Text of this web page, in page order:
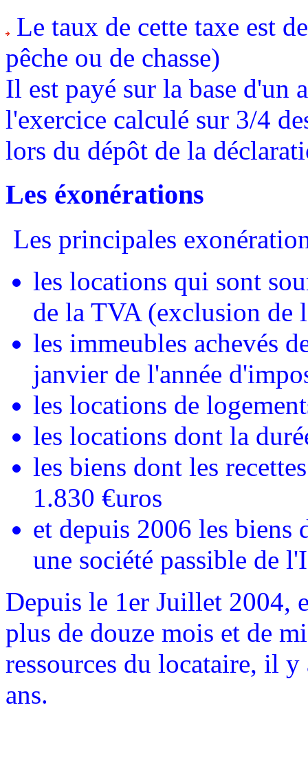
Le taux de cette taxe est
pêche ou de chasse)
Il est payé sur la base d'un
l'exercice calculé sur 3/4
lors du dépôt de la
Les éxonérations
Les principales
les locations qui sont
de la TVA (exclusion de
les immeubles achevés
janvier de l'année
les locations de
les locations dont la
les biens dont les
1.830 €uros
et depuis 2006 les biens
une société passible de
Depuis le 1er Juillet 2004,
plus de douze mois et de
ressources du locataire, il
ans.